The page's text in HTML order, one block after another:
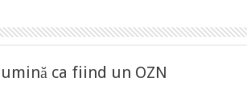
ca fiind un OZN